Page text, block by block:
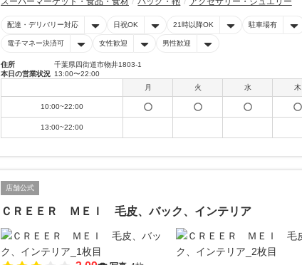
配達・デリバリー対応 日祝OK 21時以降OK 駐車場有
電子マネー決済可 女性歓迎 男性歓迎
住所
千葉県四街道市物井1803-1
本日の営業状況 13:00〜22:00
月
火 水 木
10:00~22:00
13:00~22:00
店舗公式
ＣＲＥＥＲ ＭＥＩ 毛皮、バック、インテリア